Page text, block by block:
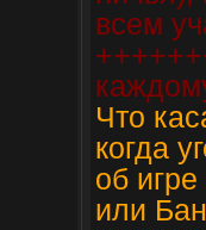
всем
Что
когда
об
или